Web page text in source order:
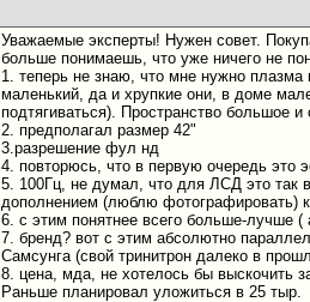
Уважаемые эксперты! Нужен совет.
больше понимаешь, что уже ничего не
1. теперь не знаю, что мне нужно
маленький, да и хрупкие они, в доме
подтягиваться). Пространство большое
2. предполагал размер 42"
3.разрешение фул нд
4. повторюсь, что в первую очередь это
5. 100Гц, не думал, что для ЛСД это
дополнением (люблю фотографировать)
6. с этим понятнее всего больше-лучше
7. бренд? вот с этим абсолютно
Самсунга (свой тринитрон далеко в
8. цена, мда, не хотелось бы выскочить
Раньше планировал уложиться в 25 тыр.